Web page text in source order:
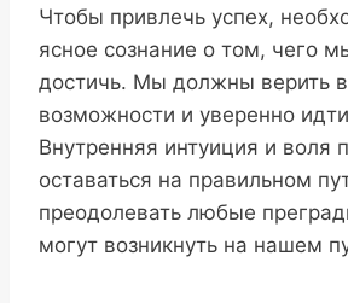
Чтобы привлечь успех,
ясное сознание о том, чего
достичь. Мы должны верить
возможности и уверенно
Внутренняя интуиция и воля
оставаться на правильном
преодолевать любые
могут возникнуть на нашем